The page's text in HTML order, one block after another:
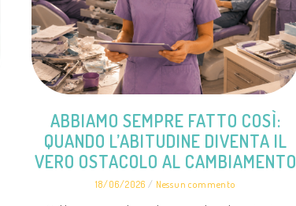
ABBIAMO SEMPRE FATTO COSÌ:
QUANDO L’ABITUDINE DIVENTA IL
VERO OSTACOLO AL CAMBIAMENTO
18/06/2026 Nessun commento